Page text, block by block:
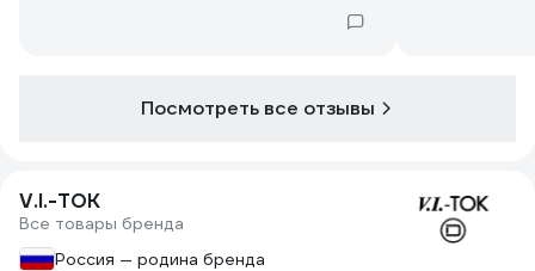
Посмотреть все отзывы
V.I.-TOK
Все товары бренда
Россия — родина бренда